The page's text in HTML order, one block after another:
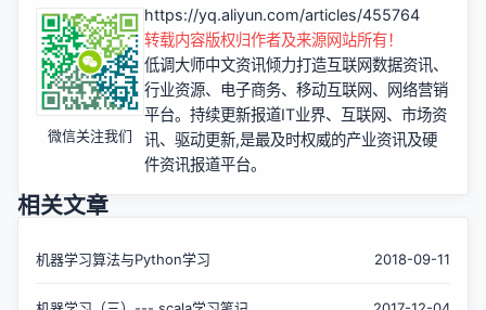
微信关注我们
https://yq.aliyun.com/articles/455764
转载内容版权归作者及来源网站所有！
低调大师中文资讯倾力打造互联网数据资讯、
行业资源、电子商务、移动互联网、网络营销
平台。持续更新报道IT业界、互联网、市场资
讯、驱动更新,是最及时权威的产业资讯及硬
件资讯报道平台。
相关文章
机器学习算法与Python学习 2018-09-11